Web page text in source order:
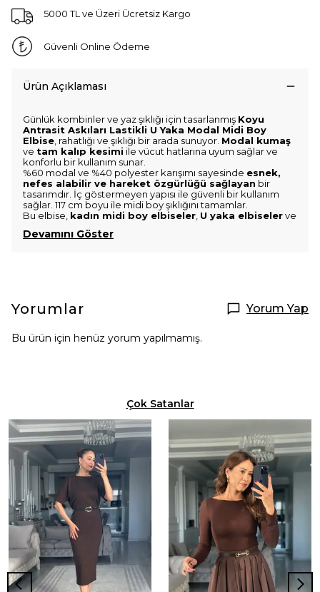
5000 TL ve Üzeri Ücretsiz Kargo
Güvenli Online Ödeme
Ürün Açıklaması
Günlük kombinler ve yaz şıklığı için tasarlanmış Koyu
Antrasit Askıları Lastikli U Yaka Modal Midi Boy
Elbise , rahatlığı ve şıklığı bir arada sunuyor. Modal kumaş
ve tam kalıp kesimi ile vücut hatlarına uyum sağlar ve
konforlu bir kullanım sunar.
%60 modal ve %40 polyester karışımı sayesinde esnek,
nefes alabilir ve hareket özgürlüğü sağlayan bir
tasarımdır. İç göstermeyen yapısı ile güvenli bir kullanım
sağlar. 117 cm boyu ile midi boy şıklığını tamamlar.
Bu elbise, kadın midi boy elbiseler U yaka elbiselerve
Devamını Göster
Yorumlar Yorum Yap
Bu ürün için henüz yorum yapılmamış.
Çok Satanlar